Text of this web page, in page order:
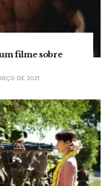
um filme sobre
DE 2021